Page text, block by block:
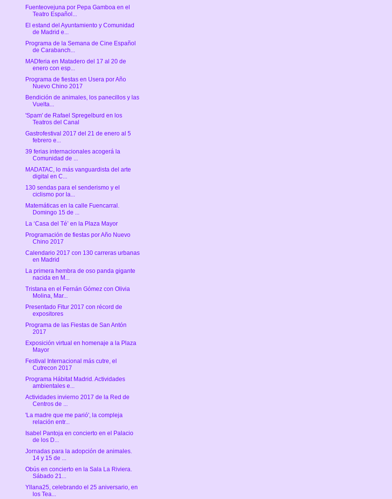
Fuenteovejuna por Pepa Gamboa en el
Teatro Español...
El estand del Ayuntamiento y Comunidad
de Madrid e...
Programa de la Semana de Cine Español
de Carabanch...
MADferia en Matadero del 17 al 20 de
enero con esp...
Programa de fiestas en Usera por Año
Nuevo Chino 2017
Bendición de animales, los panecillos y las
Vuelta...
'Spam' de Rafael Spregelburd en los
Teatros del Canal
Gastrofestival 2017 del 21 de enero al 5
febrero e...
39 ferias internacionales acogerá la
Comunidad de ...
MADATAC, lo más vanguardista del arte
digital en C...
130 sendas para el senderismo y el
ciclismo por la...
Matemáticas en la calle Fuencarral.
Domingo 15 de ...
La ‘Casa del Té’ en la Plaza Mayor
Programación de fiestas por Año Nuevo
Chino 2017
Calendario 2017 con 130 carreras urbanas
en Madrid
La primera hembra de oso panda gigante
nacida en M...
Tristana en el Fernán Gómez con Olivia
Molina, Mar...
Presentado Fitur 2017 con récord de
expositores
Programa de las Fiestas de San Antón
2017
Exposición virtual en homenaje a la Plaza
Mayor
Festival Internacional más cutre, el
Cutrecon 2017
Programa Hábitat Madrid. Actividades
ambientales e...
Actividades invierno 2017 de la Red de
Centros de ...
'La madre que me parió', la compleja
relación entr...
Isabel Pantoja en concierto en el Palacio
de los D...
Jornadas para la adopción de animales.
14 y 15 de ...
Obús en concierto en la Sala La Riviera.
Sábado 21...
Yllana25, celebrando el 25 aniversario, en
los Tea...